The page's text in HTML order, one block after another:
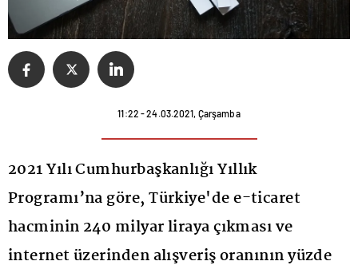
11:22 - 24.03.2021, Çarşamba
2021 Yılı Cumhurbaşkanlığı Yıllık
Programı’na göre, Türkiye'de e-ticaret
hacminin 240 milyar liraya çıkması ve
internet üzerinden alışveriş oranının yüzde